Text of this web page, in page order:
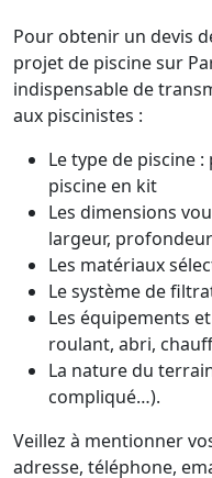
Pour obtenir un devis
projet de piscine sur
indispensable de
aux piscinistes :
Le type de piscine
piscine en kit
Les dimensions
largeur,
Les matériaux
Le système de
Les équipements
roulant, abri,
La nature du
compliqué…).
Veillez à mentionner
adresse, téléphone,